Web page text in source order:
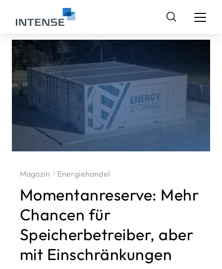
Suchen
Magazin Energiehandel
Momentanreserve: Mehr
Chancen für
Speicherbetreiber, aber
mit Einschränkungen